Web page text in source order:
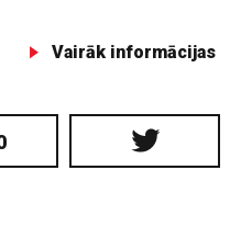
Vairāk informācijas